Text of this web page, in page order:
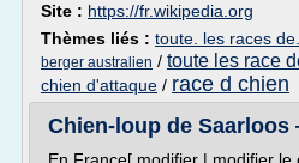
Site : https://fr.wikipedia.org
Thèmes liés : toute. les races
berger australien / toute les race
chien d'attaque / race d chien
Chien-loup de